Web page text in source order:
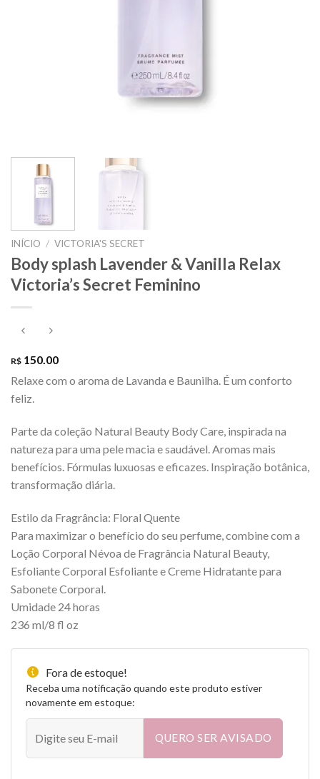
INÍCIO / VICTORIA'S SECRET
Body splash Lavender & Vanilla Relax
Victoria’s Secret Feminino
R$ 150.00
Relaxe com o aroma de Lavanda e Baunilha. É um conforto
feliz.
Parte da coleção Natural Beauty Body Care, inspirada na
natureza para uma pele macia e saudável. Aromas mais
benefícios. Fórmulas luxuosas e eficazes. Inspiração botânica,
transformação diária.
Estilo da Fragrância: Floral Quente
Para maximizar o benefício do seu perfume, combine com a
Loção Corporal Névoa de Fragrância Natural Beauty,
Esfoliante Corporal Esfoliante e Creme Hidratante para
Sabonete Corporal.
Umidade 24 horas
236 ml/8 fl oz
Fora de estoque!
Receba uma notificação quando este produto estiver
novamente em estoque:
QUERO SER AVISADO